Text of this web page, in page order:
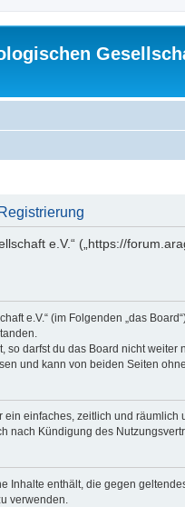
e.V.“ („https://
e.V.“ (im Folgenden „das
darfst du das Board nicht
und kann von beiden Seiten
einfaches, zeitlich und
nach Kündigung des
Inhalte enthält, die gegen
verwenden.